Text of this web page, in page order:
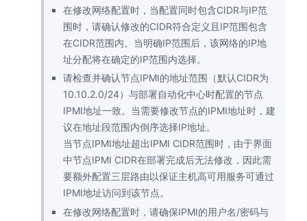
在修改网络配置时，当配置同时包含CIDR与IP范
围时，请确认修改的CIDR符合定义且IP范围包含
在CIDR范围内。当明确IP范围后，该网络的IP地
址分配将在确定的IP范围内选择。
请检查并确认节点IPMI的地址范围（默认CIDR为
10.10.2.0/24）与部署自动化中心时配置的节点
IPMI地址一致。当需要修改节点的IPMI地址时，建
议在地址段范围内倒序选择IP地址。
当节点IPMI地址超出IPMI CIDR范围时，由于界面
中节点IPMI CIDR在部署完成后无法修改，因此需
要额外配置三层路由以保证主机高可用服务可通过
IPMI地址访问到该节点。
在修改网络配置时，请确保IPMI的用户名/密码与